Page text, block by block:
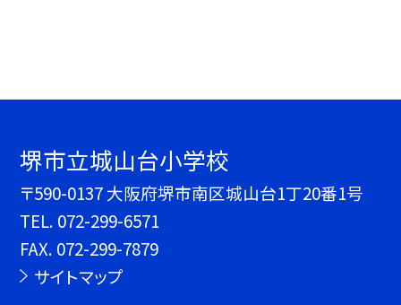
堺市立城山台小学校
〒590-0137 大阪府堺市南区城山台1丁20番1号
TEL. 072-299-6571
FAX. 072-299-7879
サイトマップ